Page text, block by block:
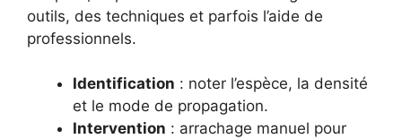
outils, des techniques et parfois l’aide de
professionnels.
Identification : noter l’espèce, la densité
et le mode de propagation.
Intervention : arrachage manuel pour